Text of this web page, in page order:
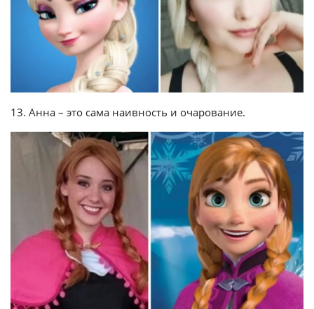
13. Анна – это сама наивность и очарование.